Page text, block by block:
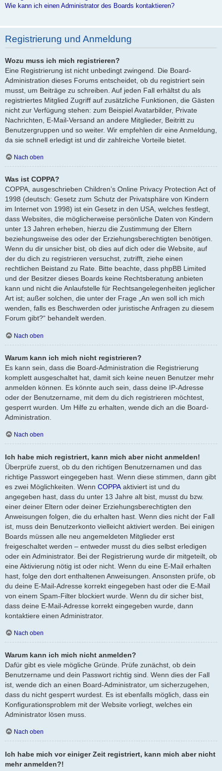
Wie kann ich einen Administrator des Boards kontaktieren?
Registrierung und Anmeldung
Wozu muss ich mich registrieren?
Eine Registrierung ist nicht unbedingt zwingend. Die Board-
Administration dieses Forums entscheidet, ob du registriert sein
musst, um Beiträge zu schreiben. Auf jeden Fall erhältst du als
registriertes Mitglied Zugriff auf zusätzliche Funktionen, die Gästen
nicht zur Verfügung stehen: zum Beispiel Avatarbilder, Private
Nachrichten, E-Mail-Versand an andere Mitglieder, Beitritt zu
Benutzergruppen und so weiter. Wir empfehlen dir eine Anmeldung,
da sie schnell erledigt ist und dir zahlreiche Vorteile bietet.
Nach oben
Was ist COPPA?
COPPA, ausgeschrieben Children’s Online Privacy Protection Act of
1998 (deutsch: Gesetz zum Schutz der Privatsphäre von Kindern
im Internet von 1998) ist ein Gesetz in den USA, welches festlegt,
dass Websites, die möglicherweise persönliche Daten von Kindern
unter 13 Jahren erheben, hierzu die Zustimmung der Eltern
beziehungsweise des oder der Erziehungsberechtigten benötigen.
Wenn du dir unsicher bist, ob dies auf dich oder die Website, auf
der du dich zu registrieren versuchst, zutrifft, ziehe einen
rechtlichen Beistand zu Rate. Bitte beachte, dass phpBB Limited
und der Besitzer dieses Boards keine Rechtsberatung anbieten
kann und nicht die Anlaufstelle für Rechtsangelegenheiten jeglicher
Art ist; außer solchen, die unter der Frage „An wen soll ich mich
wenden, falls es Beschwerden oder juristische Anfragen zu diesem
Forum gibt?“ behandelt werden.
Nach oben
Warum kann ich mich nicht registrieren?
Es kann sein, dass die Board-Administration die Registrierung
komplett ausgeschaltet hat, damit sich keine neuen Benutzer mehr
anmelden können. Es könnte auch sein, dass deine IP-Adresse
oder der Benutzername, mit dem du dich registrieren möchtest,
gesperrt wurden. Um Hilfe zu erhalten, wende dich an die Board-
Administration.
Nach oben
Ich habe mich registriert, kann mich aber nicht anmelden!
Überprüfe zuerst, ob du den richtigen Benutzernamen und das
richtige Passwort eingegeben hast. Wenn diese stimmen, dann gibt
es zwei Möglichkeiten. Wenn COPPA aktiviert ist und du
angegeben hast, dass du unter 13 Jahre alt bist, musst du bzw.
einer deiner Eltern oder deiner Erziehungsberechtigten den
Anweisungen folgen, die du erhalten hast. Wenn dies nicht der Fall
ist, muss dein Benutzerkonto vielleicht aktiviert werden. Bei einigen
Boards müssen alle neu angemeldeten Mitglieder erst
freigeschaltet werden – entweder musst du dies selbst erledigen
oder ein Administrator. Bei der Registrierung wurde dir mitgeteilt, ob
eine Aktivierung nötig ist oder nicht. Wenn du eine E-Mail erhalten
hast, folge den dort enthaltenen Anweisungen. Ansonsten prüfe, ob
du deine E-Mail-Adresse korrekt eingegeben hast oder die E-Mail
von einem Spam-Filter blockiert wurde. Wenn du dir sicher bist,
dass deine E-Mail-Adresse korrekt eingegeben wurde, dann
kontaktiere einen Administrator.
Nach oben
Warum kann ich mich nicht anmelden?
Dafür gibt es viele mögliche Gründe. Prüfe zunächst, ob dein
Benutzername und dein Passwort richtig sind. Wenn dies der Fall
ist, wende dich an einen Board-Administrator, um sicherzugehen,
dass du nicht gesperrt wurdest. Es ist ebenfalls möglich, dass ein
Konfigurationsproblem mit der Website vorliegt, welches ein
Administrator lösen muss.
Nach oben
Ich habe mich vor einiger Zeit registriert, kann mich aber nicht
mehr anmelden?!